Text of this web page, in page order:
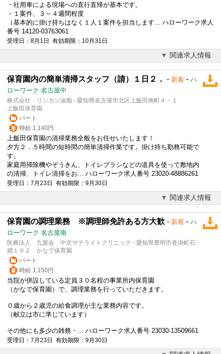
・社用車による現場への直行直帰が基本です。
・１案件、３～４週間程度
（基本的に掛け持ちはなく１人１案件を担当します... ハローワーク求人
番号 14120-03763061
受理日：8月1日 有効期限：10月31日
関連求人情報
保育園内の簡単清掃スタッフ（請）１日２． - 新着 - ハ
ローワーク 名古屋中
株式会社 リンカン油脂 - 愛知県名古屋市北区上飯田南町４－１
上飯田保育園
パート
時給 1,140円
上飯田保育園の清掃業務全般をお任せいたします！
夕方２．５時間の短時間の簡単清掃作業です。 掛け持ち勤務可能で
す。
家庭用掃除機やぞうきん、トイレブラシなどの道具を使って敷地内
の清掃、トイレ清掃をお... ハローワーク求人番号 23020-48886261
受理日：7月23日 有効期限：9月30日
関連求人情報
保育園の調理業務 ※調理師免許ある方大歓 - 新着 - ハ
ローワーク 名古屋南
医療法人 九愛会 中京サテライトクリニック - 愛知県豊明市沓掛町石
畑１９２ かなで保育園
パート
時給 1,150円
当院が併設している定員３０名程の事業所内保育園
（かなで保育園）で、調理業務を行っていただきます。
０歳から２歳児の給食調理が主な業務内容です。
（献立は市に準じています）
その他にも多少の雑務・... ハローワーク求人番号 23030-13509661
受理日：7月23日 有効期限：9月30日